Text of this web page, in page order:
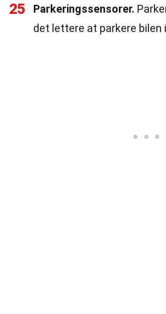
25 Parkeringssensorer.
det lettere at parkere bilen